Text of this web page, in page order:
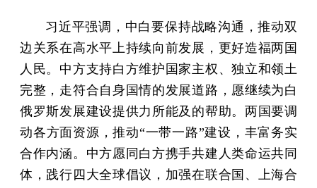
习近平强调，中白要保持战略沟通，推动双
边关系在高水平上持续向前发展，更好造福两国
人民。中方支持白方维护国家主权、独立和领土
完整，走符合自身国情的发展道路，愿继续为白
俄罗斯发展建设提供力所能及的帮助。两国要调
动各方面资源，推动“一带一路”建设，丰富务实
合作内涵。中方愿同白方携手共建人类命运共同
体，践行四大全球倡议，加强在联合国、上海合